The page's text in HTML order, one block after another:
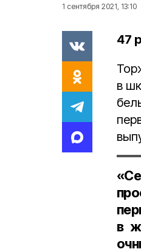
1 сентября 2021, 13:10
47
в
в